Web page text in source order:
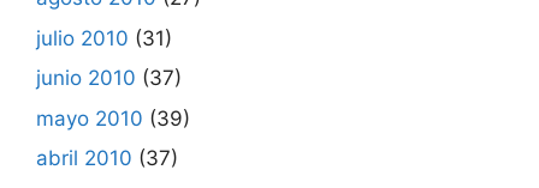
julio 2010 (31)
junio 2010 (37)
mayo 2010 (39)
abril 2010 (37)